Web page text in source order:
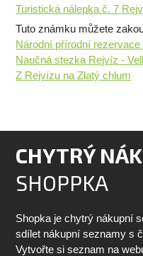
Turistická nálepka č. 7
Tuto známku můžete
Národní přírodní rezervace
Naučná stezka Rejvíz -
Z Rejvízu na Zlatý chlum
CHYTRÝ
SHOPPKA
Shopka je chytrý nákupní
sdílet nákupní seznamy s
Vytvořte si seznam na